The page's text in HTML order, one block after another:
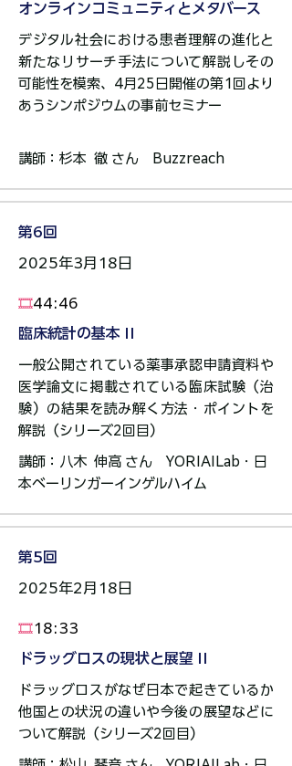
オンラインコミュニティとメタバース​
デジタル社会における患者理解の進化と
新たなリサーチ手法について解説しその
可能性を模索、4月25日開催の第1回より
あうシンポジウムの事前セミナー​
講師：杉本 徹 さん Buzzreach​
第6回
2025年3月18日
🎞️44:46
臨床統計の基本 II
一般公開されている薬事承認申請資料や
医学論文に掲載されている臨床試験（治
験）の結果を読み解く方法・ポイントを
解説（シリーズ2回目）
講師：八木 伸高 さん ​YORIAILab・日
本ベーリンガーインゲルハイム​
第5回
2025年2月18日
🎞️18:33
ドラッグロスの現状と展望 II
ドラッグロスがなぜ日本で起きているか
他国との状況の違いや今後の展望などに
ついて解説​（シリーズ2回目）​​​